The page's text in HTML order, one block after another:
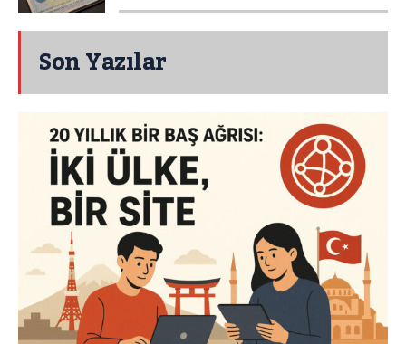
Son Yazılar